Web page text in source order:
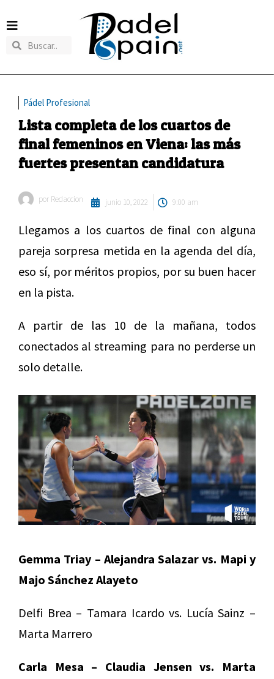
Pádel Profesional
Lista completa de los cuartos de
final femeninos en Viena: las más
fuertes presentan candidatura
por Redaccion junio 10, 2022 9:00 am
Llegamos a los cuartos de final con alguna
pareja sorpresa metida en la agenda del día,
eso sí, por méritos propios, por su buen hacer
en la pista.
A partir de las 10 de la mañana, todos
conectados al streaming para no perderse un
solo detalle.
Gemma Triay – Alejandra Salazar vs. Mapi y
Majo Sánchez Alayeto
Delfi Brea – Tamara Icardo vs. Lucía Sainz –
Marta Marrero
Carla Mesa – Claudia Jensen vs. Marta